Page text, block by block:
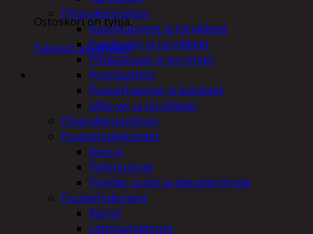
Ostoskori on tyhjä.
Takaisin kauppaan
Piharakennukset
Kasvihuoneet ja tarvikkeet
Paviljonkit ja tarvikkeet
Pihapatsaat ja koristeet
Postilaatikot
Puutarhavajat ja katokset
Ulko-wc ja tarvikkeet
Piharakentaminen
Puutarhakalusteet
Keinut
Pehmusteet
Pöydät, tuolit ja kalusteryhmät
Puutarhakoneet
Kärryt
Lehtipuhaltimet